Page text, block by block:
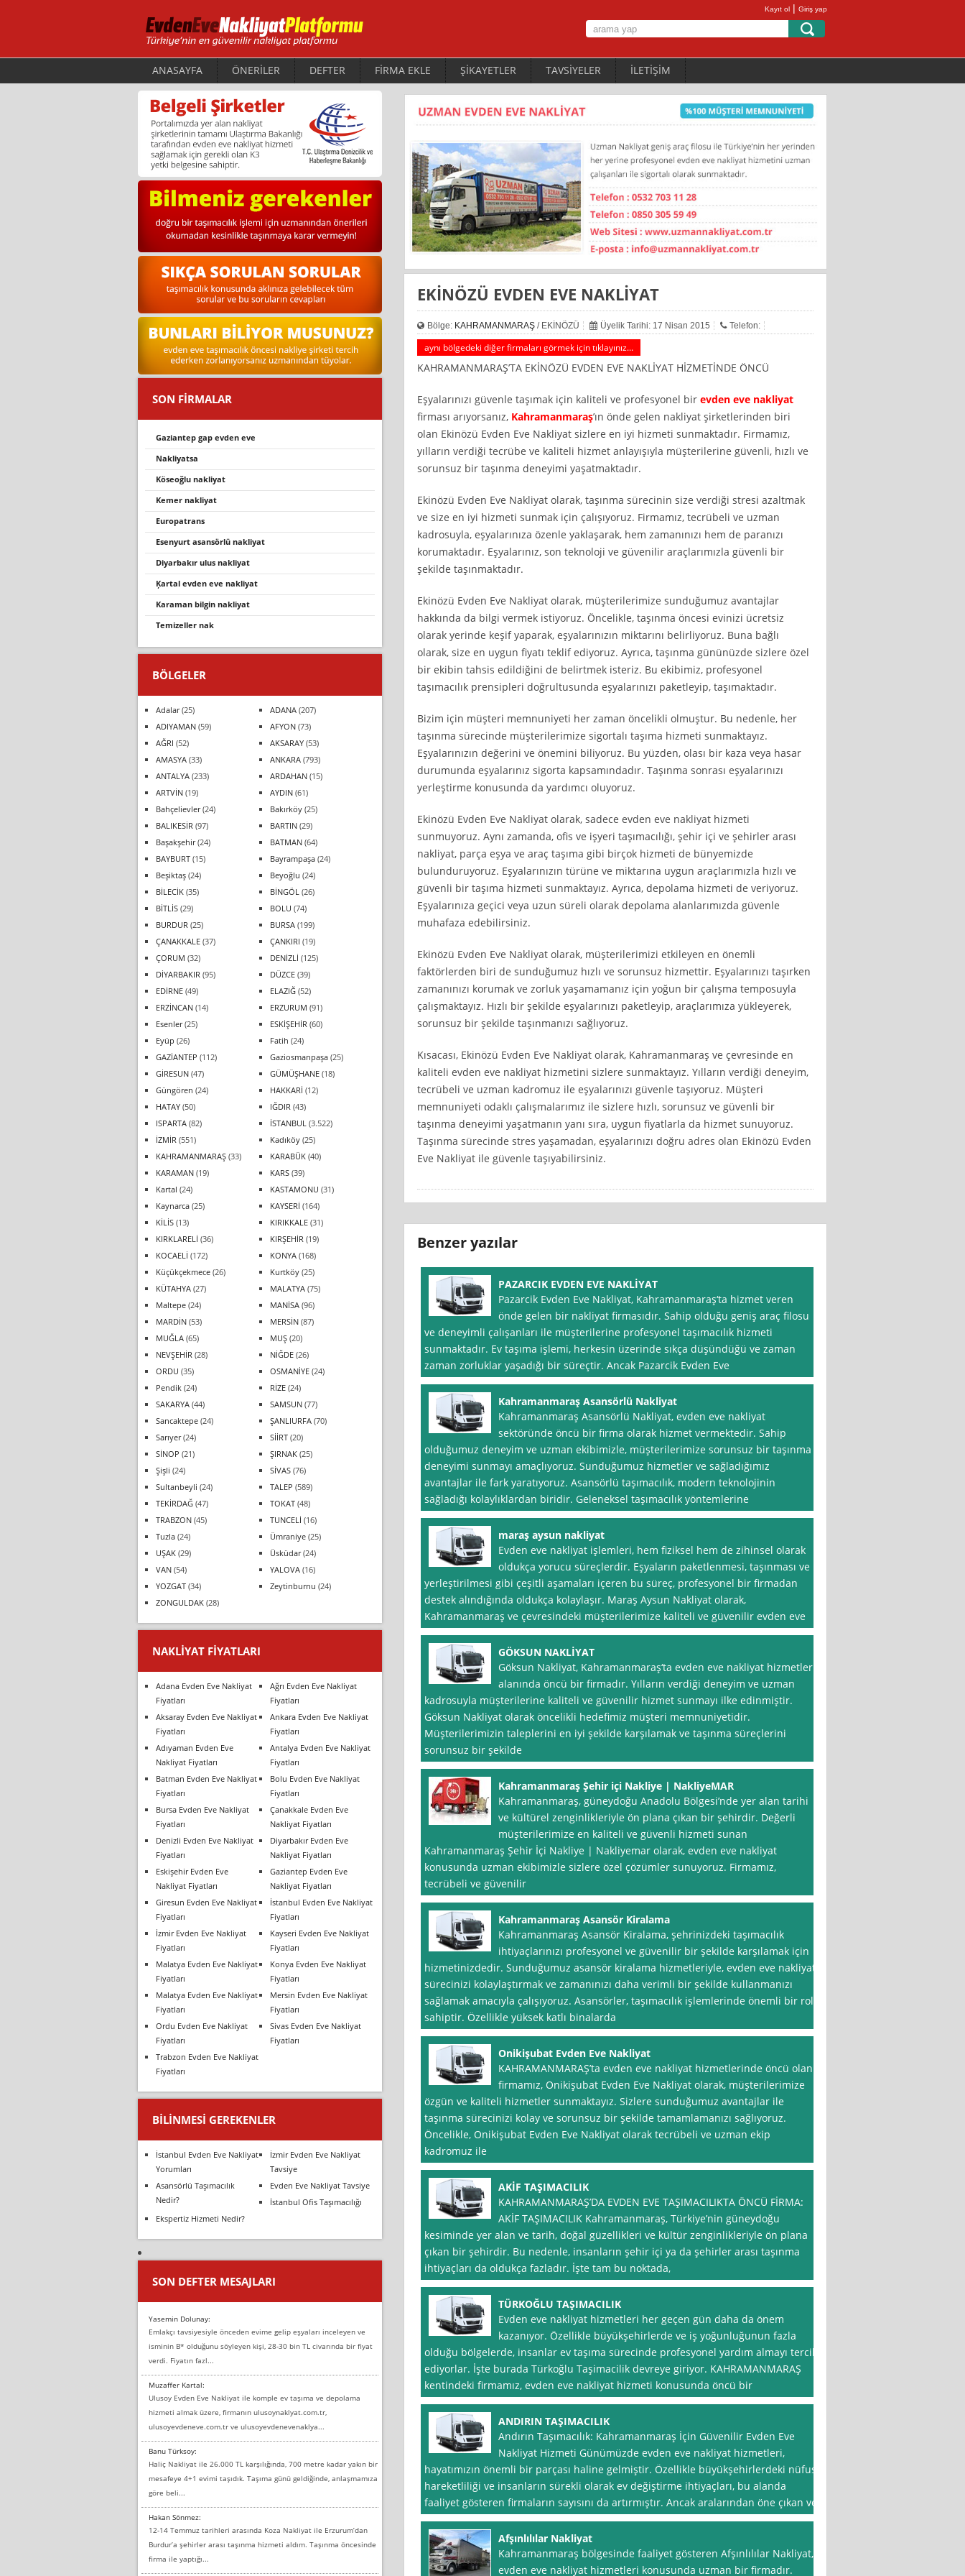
Kayıt ol | Giriş yap
ANASAYFA ÖNERİLER DEFTER FİRMA EKLE ŞİKAYETLER TAVSİYELER İLETİŞİM
EKİNÖZÜ EVDEN EVE NAKLİYAT
Bölge: KAHRAMANMARAŞ/ EKİNÖZÜ Üyelik Tarihi: 17 Nisan 2015 Telefon:
aynı bölgedeki diğer firmaları görmek için tıklayınız...
KAHRAMANMARAŞ’TA EKİNÖZÜ EVDEN EVE NAKLİYAT HİZMETİNDE ÖNCÜ
Eşyalarınızı güvenle taşımak için kaliteli ve profesyonel bir evden eve nakliyat
firması arıyorsanız, Kahramanmaraş’ın önde gelen nakliyat şirketlerinden biri
olan Ekinözü Evden Eve Nakliyat sizlere en iyi hizmeti sunmaktadır. Firmamız,
yılların verdiği tecrübe ve kaliteli hizmet anlayışıyla müşterilerine güvenli, hızlı ve
sorunsuz bir taşınma deneyimi yaşatmaktadır.
Ekinözü Evden Eve Nakliyat olarak, taşınma sürecinin size verdiği stresi azaltmak
ve size en iyi hizmeti sunmak için çalışıyoruz. Firmamız, tecrübeli ve uzman
kadrosuyla, eşyalarınıza özenle yaklaşarak, hem zamanınızı hem de paranızı
korumaktadır. Eşyalarınız, son teknoloji ve güvenilir araçlarımızla güvenli bir
şekilde taşınmaktadır.
Ekinözü Evden Eve Nakliyat olarak, müşterilerimize sunduğumuz avantajlar
hakkında da bilgi vermek istiyoruz. Öncelikle, taşınma öncesi evinizi ücretsiz
olarak yerinde keşif yaparak, eşyalarınızın miktarını belirliyoruz. Buna bağlı
olarak, size en uygun fiyatı teklif ediyoruz. Ayrıca, taşınma gününüzde sizlere özel
bir ekibin tahsis edildiğini de belirtmek isteriz. Bu ekibimiz, profesyonel
taşımacılık prensipleri doğrultusunda eşyalarınızı paketleyip, taşımaktadır.
Bizim için müşteri memnuniyeti her zaman öncelikli olmuştur. Bu nedenle, her
taşınma sürecinde müşterilerimize sigortalı taşıma hizmeti sunmaktayız.
Eşyalarınızın değerini ve önemini biliyoruz. Bu yüzden, olası bir kaza veya hasar
durumunda eşyalarınız sigorta kapsamındadır. Taşınma sonrası eşyalarınızı
yerleştirme konusunda da yardımcı oluyoruz.
Ekinözü Evden Eve Nakliyat olarak, sadece evden eve nakliyat hizmeti
sunmuyoruz. Aynı zamanda, ofis ve işyeri taşımacılığı, şehir içi ve şehirler arası
nakliyat, parça eşya ve araç taşıma gibi birçok hizmeti de bünyemizde
bulunduruyoruz. Eşyalarınızın türüne ve miktarına uygun araçlarımızla hızlı ve
güvenli bir taşıma hizmeti sunmaktayız. Ayrıca, depolama hizmeti de veriyoruz.
Eşyalarınıza geçici veya uzun süreli olarak depolama alanlarımızda güvenle
muhafaza edebilirsiniz.
Ekinözü Evden Eve Nakliyat olarak, müşterilerimizi etkileyen en önemli
faktörlerden biri de sunduğumuz hızlı ve sorunsuz hizmettir. Eşyalarınızı taşırken
zamanınızı korumak ve zorluk yaşamamanız için yoğun bir çalışma temposuyla
çalışmaktayız. Hızlı bir şekilde eşyalarınızı paketleyip, araçlarımıza yükleyerek,
sorunsuz bir şekilde taşınmanızı sağlıyoruz.
Kısacası, Ekinözü Evden Eve Nakliyat olarak, Kahramanmaraş ve çevresinde en
kaliteli evden eve nakliyat hizmetini sizlere sunmaktayız. Yılların verdiği deneyim,
tecrübeli ve uzman kadromuz ile eşyalarınızı güvenle taşıyoruz. Müşteri
memnuniyeti odaklı çalışmalarımız ile sizlere hızlı, sorunsuz ve güvenli bir
taşınma deneyimi yaşatmanın yanı sıra, uygun fiyatlarla da hizmet sunuyoruz.
Taşınma sürecinde stres yaşamadan, eşyalarınızı doğru adres olan Ekinözü Evden
Eve Nakliyat ile güvenle taşıyabilirsiniz.
Benzer yazılar
PAZARCIK EVDEN EVE NAKLİYAT
Pazarcik Evden Eve Nakliyat, Kahramanmaraş‘ta hizmet veren
önde gelen bir nakliyat firmasıdır. Sahip olduğu geniş araç filosu
ve deneyimli çalışanları ile müşterilerine profesyonel taşımacılık hizmeti
sunmaktadır. Ev taşıma işlemi, herkesin üzerinde sıkça düşündüğü ve zaman
zaman zorluklar yaşadığı bir süreçtir. Ancak Pazarcik Evden Eve
Kahramanmaraş Asansörlü Nakliyat
Kahramanmaraş Asansörlü Nakliyat, evden eve nakliyat
sektöründe öncü bir firma olarak hizmet vermektedir. Sahip
olduğumuz deneyim ve uzman ekibimizle, müşterilerimize sorunsuz bir taşınma
deneyimi sunmayı amaçlıyoruz. Sunduğumuz hizmetler ve sağladığımız
avantajlar ile fark yaratıyoruz. Asansörlü taşımacılık, modern teknolojinin
sağladığı kolaylıklardan biridir. Geleneksel taşımacılık yöntemlerine
maraş aysun nakliyat
Evden eve nakliyat işlemleri, hem fiziksel hem de zihinsel olarak
oldukça yorucu süreçlerdir. Eşyaların paketlenmesi, taşınması ve
yerleştirilmesi gibi çeşitli aşamaları içeren bu süreç, profesyonel bir firmadan
destek alındığında oldukça kolaylaşır. Maraş Aysun Nakliyat olarak,
Kahramanmaraş ve çevresindeki müşterilerimize kaliteli ve güvenilir evden eve
GÖKSUN NAKLİYAT
Göksun Nakliyat, Kahramanmaraş‘ta evden eve nakliyat hizmetleri
alanında öncü bir firmadır. Yılların verdiği deneyim ve uzman
kadrosuyla müşterilerine kaliteli ve güvenilir hizmet sunmayı ilke edinmiştir.
Göksun Nakliyat olarak öncelikli hedefimiz müşteri memnuniyetidir.
Müşterilerimizin taleplerini en iyi şekilde karşılamak ve taşınma süreçlerini
sorunsuz bir şekilde
Kahramanmaraş Şehir içi Nakliye | NakliyeMAR
Kahramanmaraş, güneydoğu Anadolu Bölgesi’nde yer alan tarihi
ve kültürel zenginlikleriyle ön plana çıkan bir şehirdir. Değerli
müşterilerimize en kaliteli ve güvenli hizmeti sunan
Kahramanmaraş Şehir İçi Nakliye | Nakliyemar olarak, evden eve nakliyat
konusunda uzman ekibimizle sizlere özel çözümler sunuyoruz. Firmamız,
tecrübeli ve güvenilir
Kahramanmaraş Asansör Kiralama
Kahramanmaraş Asansör Kiralama, şehrinizdeki taşımacılık
ihtiyaçlarınızı profesyonel ve güvenilir bir şekilde karşılamak için
hizmetinizdedir. Sunduğumuz asansör kiralama hizmetleriyle, evden eve nakliyat
sürecinizi kolaylaştırmak ve zamanınızı daha verimli bir şekilde kullanmanızı
sağlamak amacıyla çalışıyoruz. Asansörler, taşımacılık işlemlerinde önemli bir role
sahiptir. Özellikle yüksek katlı binalarda
Onikişubat Evden Eve Nakliyat
KAHRAMANMARAŞ’ta evden eve nakliyat hizmetlerinde öncü olan
firmamız, Onikişubat Evden Eve Nakliyat olarak, müşterilerimize
özgün ve kaliteli hizmetler sunmaktayız. Sizlere sunduğumuz avantajlar ile
taşınma sürecinizi kolay ve sorunsuz bir şekilde tamamlamanızı sağlıyoruz.
Öncelikle, Onikişubat Evden Eve Nakliyat olarak tecrübeli ve uzman ekip
kadromuz ile
AKİF TAŞIMACILIK
KAHRAMANMARAŞ’DA EVDEN EVE TAŞIMACILIKTA ÖNCÜ FİRMA:
AKİF TAŞIMACILIK Kahramanmaraş, Türkiye’nin güneydoğu
kesiminde yer alan ve tarih, doğal güzellikleri ve kültür zenginlikleriyle ön plana
çıkan bir şehirdir. Bu nedenle, insanların şehir içi ya da şehirler arası taşınma
ihtiyaçları da oldukça fazladır. İşte tam bu noktada,
TÜRKOĞLU TAŞIMACILIK
Evden eve nakliyat hizmetleri her geçen gün daha da önem
kazanıyor. Özellikle büyükşehirlerde ve iş yoğunluğunun fazla
olduğu bölgelerde, insanlar ev taşıma sürecinde profesyonel yardım almayı tercih
ediyorlar. İşte burada Türkoğlu Taşimacilik devreye giriyor. KAHRAMANMARAŞ
kentindeki firmamız, evden eve nakliyat hizmeti konusunda öncü bir
ANDIRIN TAŞIMACILIK
Andırın Taşımacılık: Kahramanmaraş İçin Güvenilir Evden Eve
Nakliyat Hizmeti Günümüzde evden eve nakliyat hizmetleri,
hayatımızın önemli bir parçası haline gelmiştir. Özellikle büyükşehirlerdeki nüfus
hareketliliği ve insanların sürekli olarak ev değiştirme ihtiyaçları, bu alanda
faaliyet gösteren firmaların sayısını da artırmıştır. Ancak aralarından öne çıkan ve
Afşınlılılar Nakliyat
Kahramanmaraş bölgesinde faaliyet gösteren Afşınlılılar Nakliyat,
evden eve nakliyat hizmetleri konusunda uzman bir firmadır.
SON FİRMALAR
gaziantep gap evden eve
nakli̇yatsa
köseoğlu nakliyat
kemer nakliyat
europatrans
esenyurt asansörlü nakliyat
diyarbakır ulus nakliyat
ķartal evden eve nakli̇yat
karaman bilgin nakliyat
temizeller nak
BÖLGELER
Adalar(25) ADANA (207)
ADIYAMAN (59) AFYON (73)
AĞRI (52) AKSARAY (53)
AMASYA (33) ANKARA (793)
ANTALYA (233) ARDAHAN (15)
ARTVİN (19) AYDIN (61)
Bahçelievler(24) Bakırköy (25)
BALIKESİR (97) BARTIN (29)
Başakşehir(24) BATMAN (64)
BAYBURT (15) Bayrampaşa (24)
Beşiktaş (24) Beyoğlu (24)
BİLECİK (35) BİNGÖL (26)
BİTLİS (29) BOLU (74)
BURDUR (25) BURSA (199)
ÇANAKKALE (37) ÇANKIRI (19)
ÇORUM (32) DENİZLİ (125)
DİYARBAKIR (95) DÜZCE (39)
EDİRNE (49) ELAZIĞ (52)
ERZİNCAN (14) ERZURUM (91)
Esenler(25) ESKİŞEHİR (60)
Eyüp (26) Fatih (24)
GAZİANTEP (112) Gaziosmanpaşa (25)
GİRESUN (47) GÜMÜŞHANE (18)
Güngören (24) HAKKARİ (12)
HATAY (50) IĞDIR (43)
ISPARTA (82) İSTANBUL (3.522)
İZMİR (551) Kadıköy (25)
KAHRAMANMARAŞ (33) KARABÜK (40)
KARAMAN (19) KARS (39)
Kartal (24) KASTAMONU (31)
Kaynarca (25) KAYSERİ (164)
KİLİS (13) KIRIKKALE (31)
KIRKLARELİ (36) KIRŞEHİR (19)
KOCAELİ (172) KONYA (168)
Küçükçekmece (26) Kurtköy (25)
KÜTAHYA (27) MALATYA (75)
Maltepe (24) MANİSA (96)
MARDİN (53) MERSİN (87)
MUĞLA (65) MUŞ (20)
NEVŞEHİR (28) NİĞDE (26)
ORDU (35) OSMANİYE (24)
Pendik (24) RİZE (24)
SAKARYA (44) SAMSUN (77)
Sancaktepe (24) ŞANLIURFA (70)
Sarıyer(24) SİİRT (20)
SİNOP (21) ŞIRNAK (25)
Şişli (24) SİVAS (76)
Sultanbeyli (24) TALEP (589)
TEKİRDAĞ (47) TOKAT (48)
TRABZON (45) TUNCELİ (16)
Tuzla (24) Ümraniye (25)
UŞAK (29) Üsküdar(24)
VAN (54) YALOVA (16)
YOZGAT (34) Zeytinburnu (24)
ZONGULDAK (28)
NAKLIYAT FIYATLARI
Adana Evden Eve Nakliyat
Fiyatları
Ağrı Evden Eve Nakliyat
Fiyatları
Aksaray Evden Eve Nakliyat
Fiyatları
Ankara Evden Eve Nakliyat
Fiyatları
Adıyaman Evden Eve
Nakliyat Fiyatları
Antalya Evden Eve Nakliyat
Fiyatları
Batman Evden Eve Nakliyat
Fiyatları
Bolu Evden Eve Nakliyat
Fiyatları
Bursa Evden Eve Nakliyat
Fiyatları
Çanakkale Evden Eve
Nakliyat Fiyatları
Denizli Evden Eve Nakliyat
Fiyatları
Diyarbakır Evden Eve
Nakliyat Fiyatları
Eskişehir Evden Eve
Nakliyat Fiyatları
Gaziantep Evden Eve
Nakliyat Fiyatları
Giresun Evden Eve Nakliyat
Fiyatları
İstanbul Evden Eve Nakliyat
Fiyatları
İzmir Evden Eve Nakliyat
Fiyatları
Kayseri Evden Eve Nakliyat
Fiyatları
Malatya Evden Eve Nakliyat
Fiyatları
Konya Evden Eve Nakliyat
Fiyatları
Malatya Evden Eve Nakliyat
Fiyatları
Mersin Evden Eve Nakliyat
Fiyatları
Ordu Evden Eve Nakliyat
Fiyatları
Sivas Evden Eve Nakliyat
Fiyatları
Trabzon Evden Eve Nakliyat
Fiyatları
BILINMESI GEREKENLER
İstanbul Evden Eve Nakliyat
Yorumları
İzmir Evden Eve Nakliyat
Tavsiye
Asansörlü Taşımacılık
Nedir?
Evden Eve Nakliyat Tavsiye
İstanbul Ofis Taşımacılığı
Ekspertiz Hizmeti Nedir?
SON DEFTER MESAJLARI
Yasemin Dolunay:
Emlakçı tavsiyesiyle önceden evime gelip eşyaları inceleyen ve
isminin B* olduğunu söyleyen kişi, 28-30 bin TL civarında bir fiyat
verdi. Fiyatın fazl...
Muzaffer Kartal:
Ulusoy Evden Eve Nakliyat ile komple ev taşıma ve depolama
hizmeti almak üzere, firmanın ulusoynaklyat.com.tr,
ulusoyevdeneve.com.tr ve ulusoyevdenevenaklya...
Banu Türksoy:
Haliç Nakliyat ile 26.000 TL karşılığında, 700 metre kadar yakın bir
mesafeye 4+1 evimi taşıdık. Taşıma günü geldiğinde, anlaşmamıza
göre beli...
Hakan Sönmez:
12-14 Temmuz tarihleri arasında Koza Nakliyat ile Erzurum’dan
Burdur’a şehirler arası taşınma hizmeti aldım. Taşınma öncesinde
firma ile yaptığı...